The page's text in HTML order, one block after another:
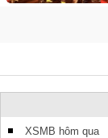
XSMB hôm qua